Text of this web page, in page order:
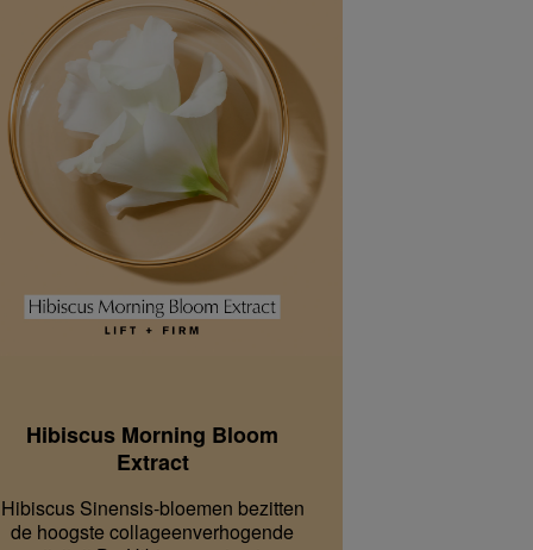
Hibiscus Morning Bloom
Extract
Hibiscus Sinensis-bloemen bezitten
de hoogste collageenverhogende